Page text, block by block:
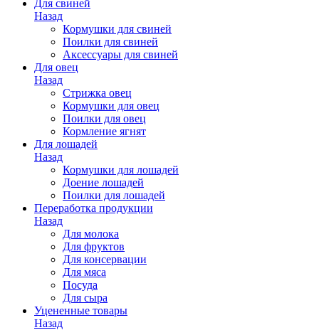
Для свиней
Назад
Кормушки для свиней
Поилки для свиней
Аксессуары для свиней
Для овец
Назад
Стрижка овец
Кормушки для овец
Поилки для овец
Кормление ягнят
Для лошадей
Назад
Кормушки для лошадей
Доение лошадей
Поилки для лошадей
Переработка продукции
Назад
Для молока
Для фруктов
Для консервации
Для мяса
Посуда
Для сыра
Уцененные товары
Назад